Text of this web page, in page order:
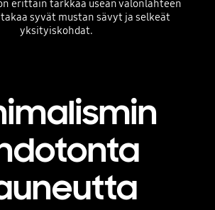
erittäin tarkkaa usean valonlähteen
syvät mustan sävyt ja selkeät
yksityiskohdat.